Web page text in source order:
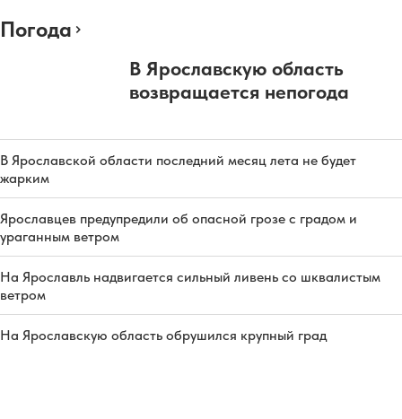
Погода
В Ярославскую область
возвращается непогода
В Ярославской области последний месяц лета не будет
жарким
Ярославцев предупредили об опасной грозе с градом и
ураганным ветром
На Ярославль надвигается сильный ливень со шквалистым
ветром
На Ярославскую область обрушился крупный град